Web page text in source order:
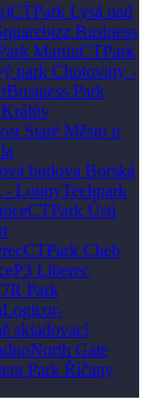
CTPark Lysá nad
Business
MartinCTPark
park Chotoviny -
Business Park
Králův
Staré Město u
budova Borská
- LounyTechpark
CTPark Ústí
CTPark Cheb
P3 Liberec
7R Park
Logicor-
skladovací
North Gate
Park Říčany